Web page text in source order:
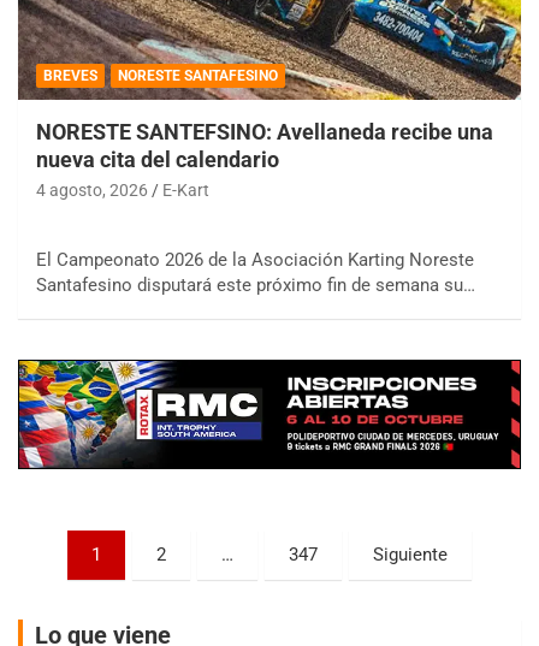
BREVES NORESTE SANTAFESINO
NORESTE SANTEFSINO: Avellaneda recibe una
nueva cita del calendario
4 agosto, 2026 E-Kart
El Campeonato 2026 de la Asociación Karting Noreste
Santafesino disputará este próximo fin de semana su…
Paginación
entradas
1 2 … 347 Siguiente
Lo que viene
COBERTURA ESPECIAL DE E-KART.COM.AR
08/09-AGO
Baradero (Buenos Aires)
KDO - F6
Ciudad de Trenque Lauquen (Asfalto)
Trenque Lauquen (Buenos Aires)
Villaguay (Entre Ríos)
El Cerro (Tierra)